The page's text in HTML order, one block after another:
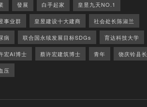
發展 白手起家 皇昱九天NO.1
事业群 皇昱建设十大建商 社会处长陈淑兰
病 联合国永续发展目标SDGs 育达科技大学
宏AI博士 蔡许宏建筑博士 青年 饶庆铃县长
压